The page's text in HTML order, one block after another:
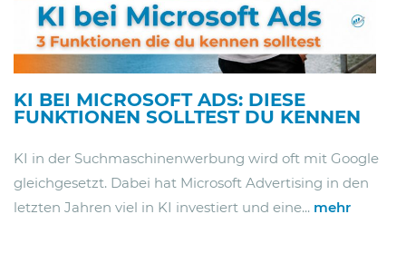
KI BEI MICROSOFT ADS: DIESE
FUNKTIONEN SOLLTEST DU KENNEN
KI in der Suchmaschinenwerbung wird oft mit Google
gleichgesetzt. Dabei hat Microsoft Advertising in den
letzten Jahren viel in KI investiert und eine... mehr